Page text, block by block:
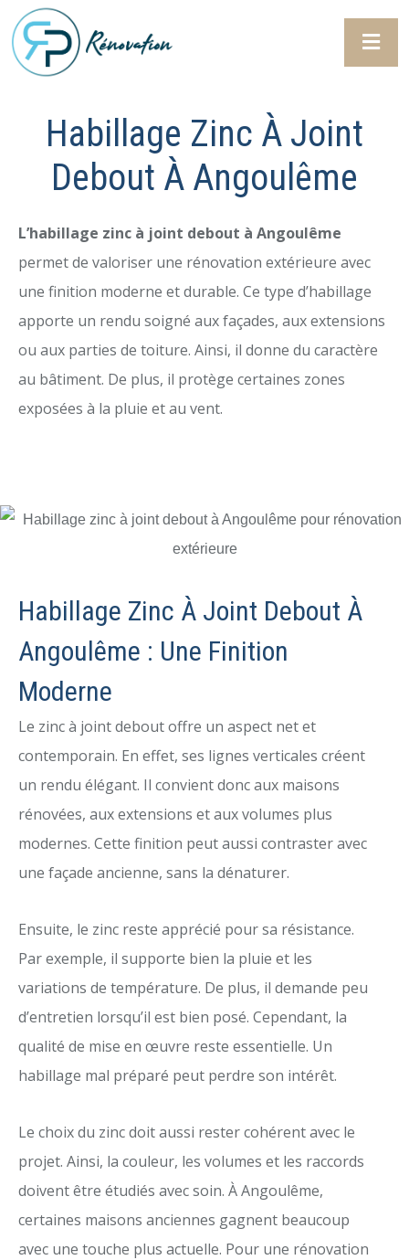
Habillage Zinc À Joint
Debout À Angoulême
L’habillage zinc à joint debout à Angoulême
permet de valoriser une rénovation extérieure avec
une finition moderne et durable. Ce type d’habillage
apporte un rendu soigné aux façades, aux extensions
ou aux parties de toiture. Ainsi, il donne du caractère
au bâtiment. De plus, il protège certaines zones
exposées à la pluie et au vent.
Habillage Zinc À Joint Debout À
Angoulême : Une Finition
Moderne
Le zinc à joint debout offre un aspect net et
contemporain. En effet, ses lignes verticales créent
un rendu élégant. Il convient donc aux maisons
rénovées, aux extensions et aux volumes plus
modernes. Cette finition peut aussi contraster avec
une façade ancienne, sans la dénaturer.
Ensuite, le zinc reste apprécié pour sa résistance.
Par exemple, il supporte bien la pluie et les
variations de température. De plus, il demande peu
d’entretien lorsqu’il est bien posé. Cependant, la
qualité de mise en œuvre reste essentielle. Un
habillage mal préparé peut perdre son intérêt.
Le choix du zinc doit aussi rester cohérent avec le
projet. Ainsi, la couleur, les volumes et les raccords
doivent être étudiés avec soin. À Angoulême,
certaines maisons anciennes gagnent beaucoup
avec une touche plus actuelle. Pour une rénovation